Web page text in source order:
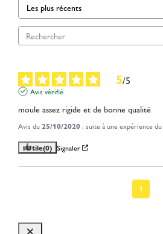
5/5
Avis vérifié
moule assez rigide et de bonne qualité
Avis du25/10/2020, suite à une expérience du
Utile(0) Signaler
1